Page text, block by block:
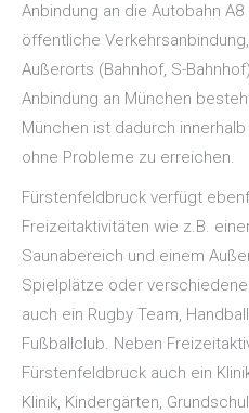
Anbindung an die Autobahn
öffentliche
Außerorts (Bahnhof, S-
Anbindung an München
München ist dadurch
ohne Probleme zu erreichen.
Fürstenfeldbruck verfügt
Freizeitaktivitäten wie z.B.
Saunabereich und einem
Spielplätze oder
auch ein Rugby Team,
Fußballclub. Neben
Fürstenfeldbruck auch ein
Klinik, Kindergärten,